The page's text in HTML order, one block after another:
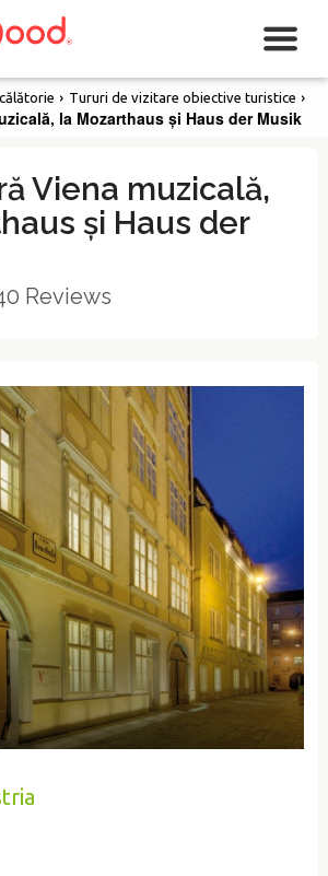
› Tururi de vizitare obiective turistice ›
la Mozarthaus și Haus der Musik
Viena muzicală,
și Haus der
Reviews